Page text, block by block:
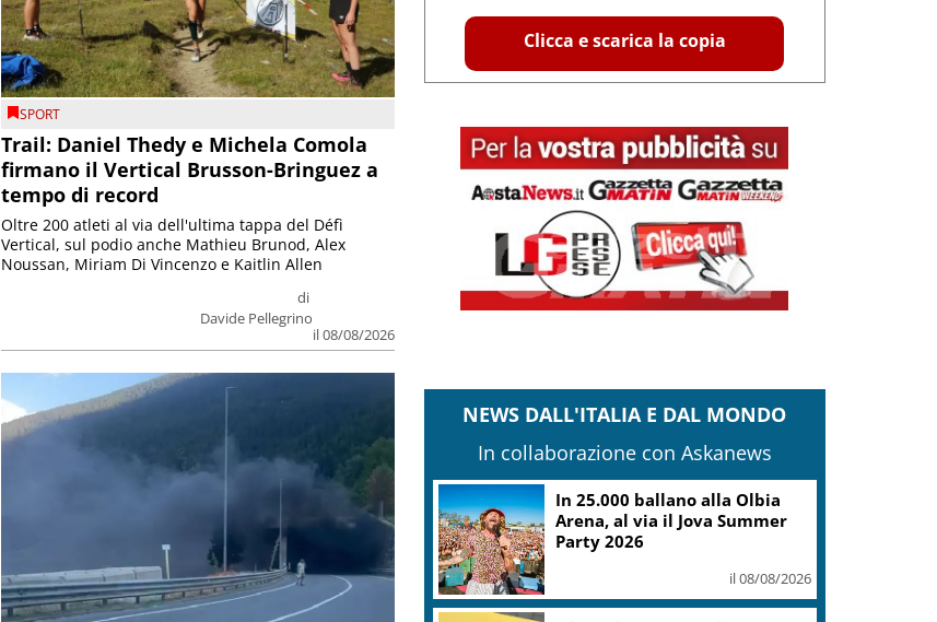
SPORT
Trail: Daniel Thedy e Michela Comola
firmano il Vertical Brusson-Bringuez a
tempo di record
di
Davide Pellegrino
il 08/08/2026
Oltre 200 atleti al via dell'ultima tappa del Défì
Vertical, sul podio anche Mathieu Brunod, Alex
Noussan, Miriam Di Vincenzo e Kaitlin Allen
Clicca e scarica la copia
NEWS DALL'ITALIA E DAL MONDO
In collaborazione con Askanews
In 25.000 ballano alla Olbia
Arena, al via il Jova Summer
Party 2026
il 08/08/2026